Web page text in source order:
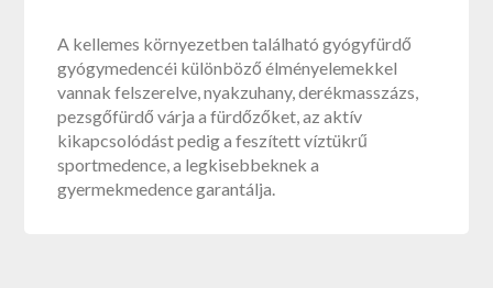
A kellemes környezetben található gyógyfürdő
gyógymedencéi különböző élményelemekkel
vannak felszerelve, nyakzuhany, derékmasszázs,
pezsgőfürdő várja a fürdőzőket, az aktív
kikapcsolódást pedig a feszített víztükrű
sportmedence, a legkisebbeknek a
gyermekmedence garantálja.